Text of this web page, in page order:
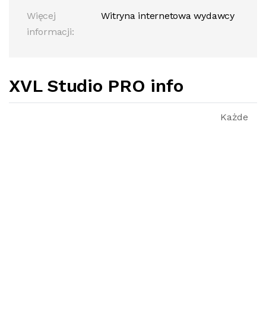
Więcej
informacji:
Witryna internetowa wydawcy
XVL Studio PRO info
Każde